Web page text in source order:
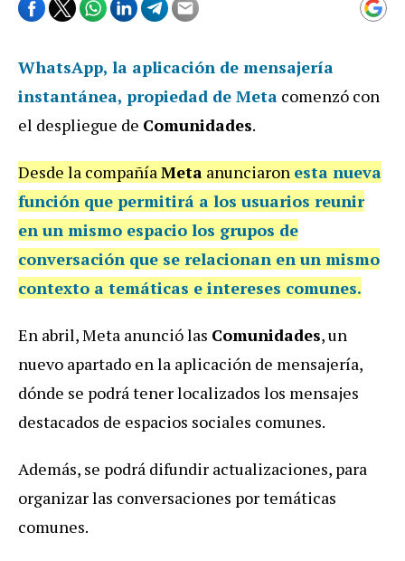
WhatsApp, la aplicación de mensajería
instantánea, propiedad de Meta comenzó con
el despliegue de Comunidades.
Desde la compañíaMeta anunciaron esta nueva
función que permitirá a los usuarios reunir
en un mismo espacio los grupos de
conversación que se relacionan en un mismo
contexto a temáticas e intereses comunes.
En abril, Meta anunció las Comunidades, un
nuevo apartado en la aplicación de mensajería,
dónde se podrá tener localizados los mensajes
destacados de espacios sociales comunes.
Además, se podrá difundir actualizaciones, para
organizar las conversaciones por temáticas
comunes.